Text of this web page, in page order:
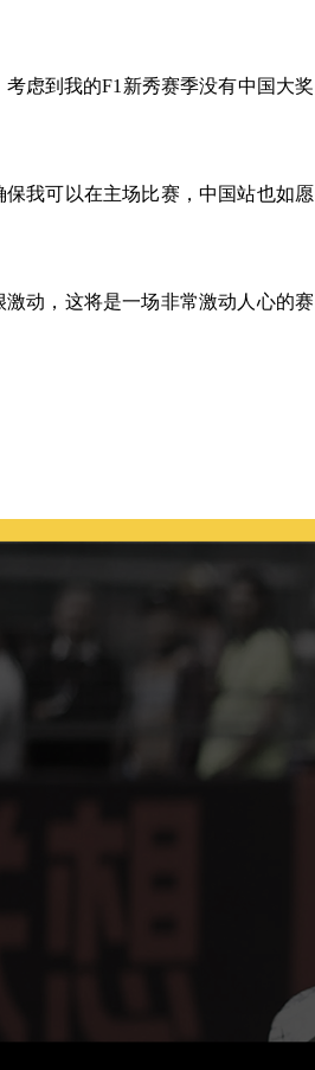
虑到我的F1新秀赛季没有中国大奖
我可以在主场比赛，中国站也如愿
动，这将是一场非常激动人心的赛